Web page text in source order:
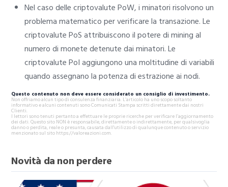
Nel caso delle criptovalute PoW, i minatori risolvono un
problema matematico per verificare la transazione. Le
criptovalute PoS attribuiscono il potere di mining al
numero di monete detenute dai minatori. Le
criptovalute PoI aggiungono una moltitudine di variabili
quando assegnano la potenza di estrazione ai nodi.
Questo contenuto non deve essere considerato un consiglio di investimento.
Non offriamo alcun tipo di consulenza finanziaria. L’articolo ha uno scopo soltanto
informativo e alcuni contenuti sono Comunicati Stampa scritti direttamente dai nostri
Clienti.
I lettori sono tenuti pertanto a effettuare le proprie ricerche per verificare l’aggiornamento
dei dati. Questo sito NON è responsabile, direttamente o indirettamente, per qualsivoglia
danno o perdita, reale o presunta, causata dall'utilizzo di qualunque contenuto o servizio
menzionato sul sito https://valoreazioni.com.
Novità da non perdere